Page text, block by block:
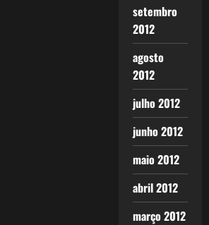
setembro
2012
agosto
2012
julho 2012
junho 2012
maio 2012
abril 2012
março 2012